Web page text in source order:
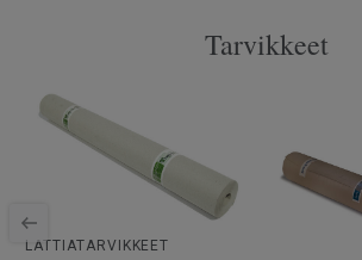
Kpl per laatikko
Käyttöluokka kotikäytössä
23 Kova
SAP SKU-nro
Tarvikkeet
LATTIATARVIKKEET